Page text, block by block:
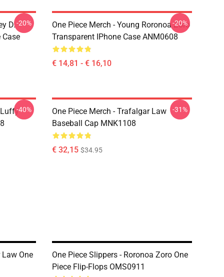
D.
Case
-20%
One Piece Merch - Young Roronoa Zoro
Transparent IPhone Case ANM0608
€ 14,81 - € 16,10
-20%
Luffy-40%
One Piece Merch - Trafalgar Law
Baseball Cap MNK1108
€ 32,15 $34.95
-31%
Law One
One Piece Slippers - Roronoa Zoro One
Piece Flip-Flops OMS0911